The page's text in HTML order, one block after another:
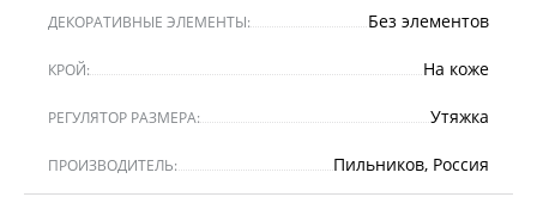
ДЕКОРАТИВНЫЕ ЭЛЕМЕНТЫ: Без элементов
КРОЙ: На коже
РЕГУЛЯТОР РАЗМЕРА: Утяжка
ПРОИЗВОДИТЕЛЬ: Пильников, Россия